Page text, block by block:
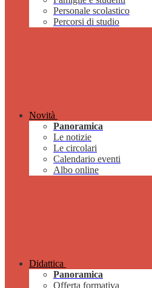
Personale scolastico
Percorsi di studio
Novità
Panoramica
Le notizie
Le circolari
Calendario eventi
Albo online
Didattica
Panoramica
Offerta formativa